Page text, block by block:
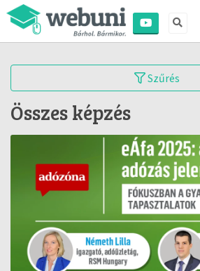
Szűrés
Összes képzés